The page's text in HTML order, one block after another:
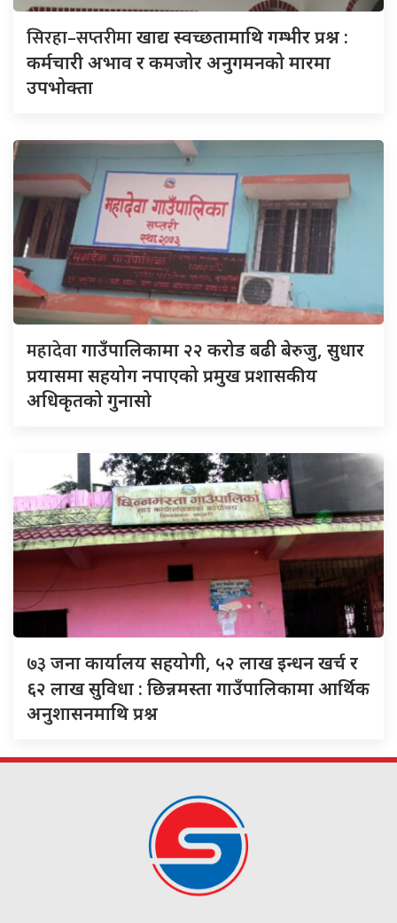
सिरहा–सप्तरीमाखाद्य स्वच्छतामाथि गम्भीर प्रश्न :
कर्मचारी अभाव र कमजोर अनुगमनको मारमा
उपभोक्ता
महादेवागाउँपालिकामा २२ करोड बढी बेरुजु, सुधार
प्रयासमा सहयोग नपाएको प्रमुख प्रशासकीय
अधिकृतको गुनासो
७३ जना कार्यालय सहयोगी, ५२ लाख इन्धन खर्च र
६२ लाख सुविधा : छिन्नमस्ता गाउँपालिकामा आर्थिक
अनुशासनमाथि प्रश्न